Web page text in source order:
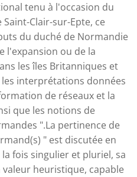
tenu à l'occasion du
Clair-sur-Epte, ce
du duché de Normandie
l'expansion ou de la
les îles Britanniques et
interprétations données
de réseaux et la
que les notions de
".La pertinence de
" est discutée en
fois singulier et pluriel, sa
heuristique, capable